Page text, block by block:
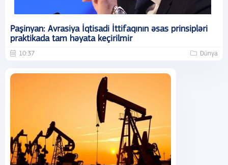
Paşinyan: Avrasiya İqtisadi İttifaqının əsas prinsipləri
praktikada tam həyata keçirilmir
10:37 Dünya